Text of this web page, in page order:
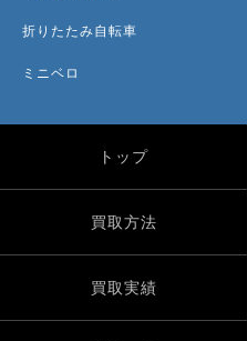
折りたたみ自転車
ミニベロ
トップ
買取方法
買取実績